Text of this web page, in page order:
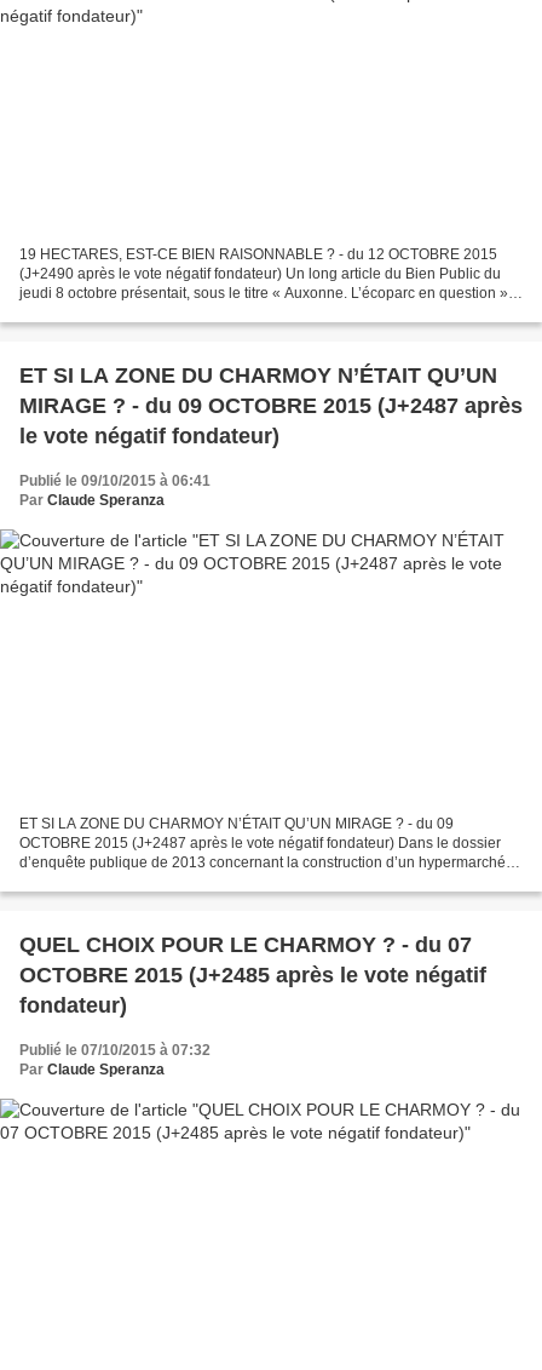
19 HECTARES, EST-CE BIEN RAISONNABLE ? - du 12 OCTOBRE 2015
(J+2490 après le vote négatif fondateur) Un long article du Bien Public du
jeudi 8 octobre présentait, sous le titre « Auxonne. L’écoparc en question »,
ET SI LA ZONE DU CHARMOY N’ÉTAIT QU’UN
MIRAGE ? - du 09 OCTOBRE 2015 (J+2487 après
le vote négatif fondateur)
Publié le 09/10/2015 à 06:41
Par Claude Speranza
ET SI LA ZONE DU CHARMOY N’ÉTAIT QU’UN MIRAGE ? - du 09
OCTOBRE 2015 (J+2487 après le vote négatif fondateur) Dans le dossier
d’enquête publique de 2013 concernant la construction d’un hypermarché
QUEL CHOIX POUR LE CHARMOY ? - du 07
OCTOBRE 2015 (J+2485 après le vote négatif
fondateur)
Publié le 07/10/2015 à 07:32
Par Claude Speranza